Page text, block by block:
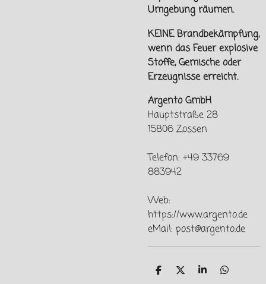
Umgebung räumen.
KEINE Brandbekämpfung,
wenn das Feuer explosive
Stoffe, Gemische oder
Erzeugnisse erreicht.
Argento GmbH
Hauptstraße 28
15806 Zossen
Telefon: +49 33769
883942
Web:
https://www.argento.de
eMail: post@argento.de
T T T T